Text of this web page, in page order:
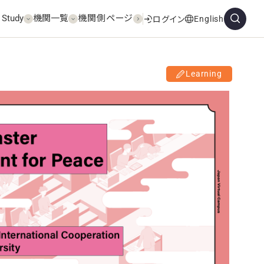
機関一覧 機関側ページ ログイン English
Learning